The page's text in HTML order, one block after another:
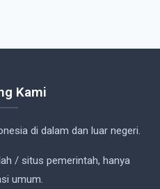
Kami
di dalam dan luar negeri.
/ situs pemerintah, hanya
umum.